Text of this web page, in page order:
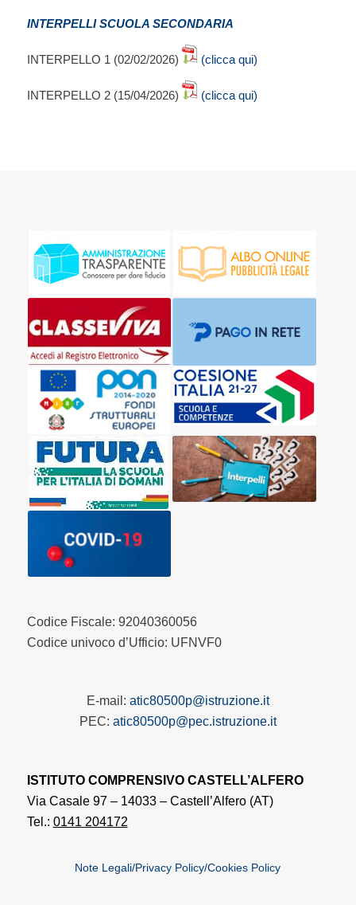
INTERPELLI SCUOLA SECONDARIA
INTERPELLO 1 (02/02/2026) (clicca qui)
INTERPELLO 2 (15/04/2026) (clicca qui)
Codice Fiscale: 92040360056
Codice univoco d’Ufficio: UFNVF0
E-mail: atic80500p@istruzione.it
PEC: atic80500p@pec.istruzione.it
ISTITUTO COMPRENSIVO CASTELL’ALFERO
Via Casale 97 – 14033 – Castell’Alfero (AT)
Tel.: 0141 204172
Note Legali/Privacy Policy/Cookies Policy